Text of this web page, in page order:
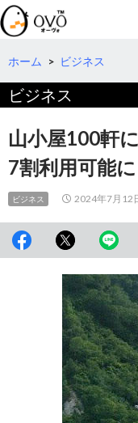
検
索
コ
テ
へ
動
ホーム > ビジネス
ビジネス
山小屋100軒
7割利用可能に
ビジネス 2024年7月12